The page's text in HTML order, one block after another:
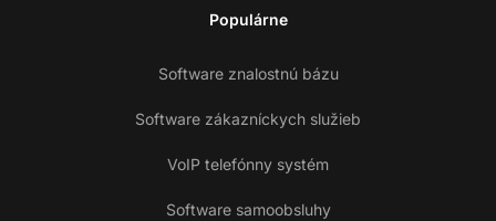
Populárne
Software znalostnú bázu
Software zákazníckych služieb
VoIP telefónny systém
Software samoobsluhy